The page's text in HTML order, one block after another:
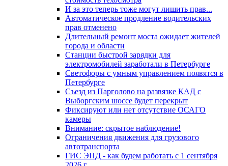
И за это теперь тоже могут лишить прав...
Автоматическое продление водительских
прав отменено
Длительный ремонт моста ожидает жителей
города и области
Станции быстрой зарядки для
электромобилей заработали в Петербурге
Светофоры с умным управлением появятся в
Петербурге
Съезд из Парголово на развязке КАД с
Выборгским шоссе будет перекрыт
Фиксируют или нет отсутствие ОСАГО
камеры
Внимание: скрытое наблюдение!
Ограничения движения для грузового
автотранспорта
ГИС ЭПД - как будем работать с 1 сентября